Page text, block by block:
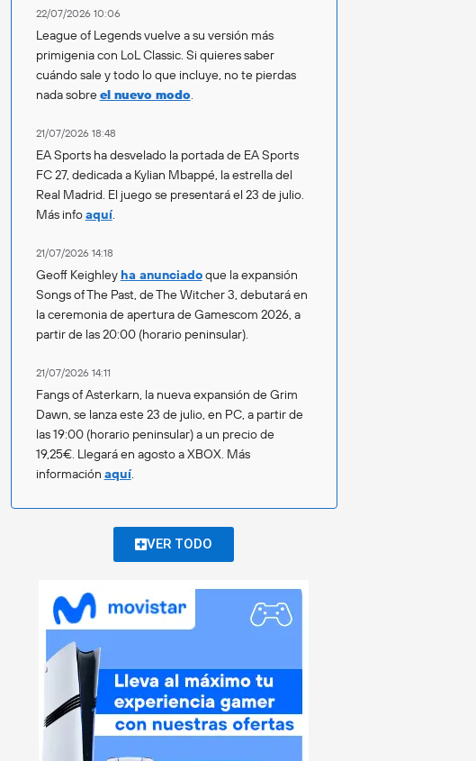
22/07/2026 10:06
League of Legends vuelve a su versión más
primigenia con LoL Classic. Si quieres saber
cuándo sale y todo lo que incluye, no te pierdas
nada sobreel nuevo modo.
21/07/2026 18:48
EA Sports ha desvelado la portada de EA Sports
FC 27, dedicada a Kylian Mbappé, la estrella del
Real Madrid. El juego se presentará el 23 de julio.
Más infoaquí.
21/07/2026 14:18
Geoff Keighley ha anunciadoque la expansión
Songs of The Past, de The Witcher 3, debutará en
la ceremonia de apertura de Gamescom 2026, a
partir de las 20:00 (horario peninsular).
21/07/2026 14:11
Fangs of Asterkarn, la nueva expansión de Grim
Dawn, se lanza este 23 de julio, en PC, a partir de
las 19:00 (horario peninsular) a un precio de
19,25€. Llegará en agosto a XBOX. Más
información aquí.
VER TODO